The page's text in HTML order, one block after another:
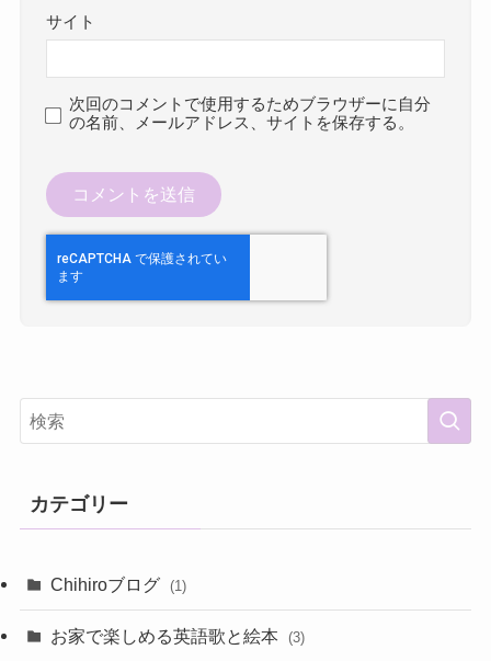
サイト
次回のコメントで使用するためブラウザーに自分
の名前、メールアドレス、サイトを保存する。
カテゴリー
Chihiroブログ (1)
お家で楽しめる英語歌と絵本 (3)